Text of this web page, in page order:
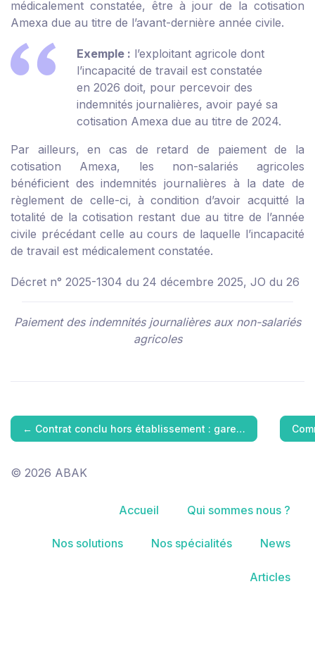
médicalement constatée, être à jour de la cotisation
Amexa due au titre de l’avant-dernière année civile.
Exemple : l’exploitant agricole dont
l’incapacité de travail est constatée
en 2026 doit, pour percevoir des
indemnités journalières, avoir payé sa
cotisation Amexa due au titre de 2024.
Par ailleurs, en cas de retard de paiement de la
cotisation Amexa, les non-salariés agricoles
bénéficient des indemnités journalières à la date de
règlement de celle-ci, à condition d’avoir acquitté la
totalité de la cotisation restant due au titre de l’année
civile précédant celle au cours de laquelle l’incapacité
de travail est médicalement constatée.
Décret n° 2025-1304 du 24 décembre 2025, JO du 26
Paiement des indemnités journalières aux non-salariés
agricoles
← Contrat conclu hors établissement : gare…
© 2026 ABAK
Accueil Qui sommes nous ?
Nos solutions Nos spécialités News
Articles